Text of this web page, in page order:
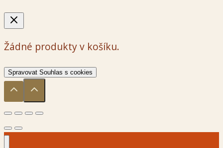
Žádné produkty v košíku.
Spravovat Souhlas s cookies